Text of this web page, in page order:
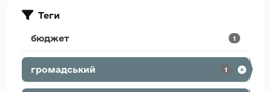
Теги
бюджет 1
громадський 1